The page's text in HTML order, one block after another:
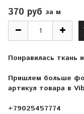
370 руб за м
Понравилась ткань
Пришлем больше
артикул товара в
+79025457774